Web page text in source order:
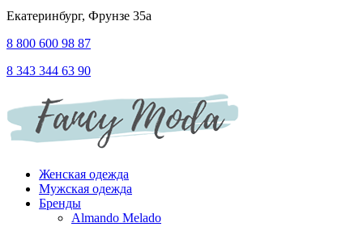
Екатеринбург, Фрунзе 35а
8 800 600 98 87
8 343 344 63 90
Женская одежда
Мужская одежда
Бренды
Almando Melado